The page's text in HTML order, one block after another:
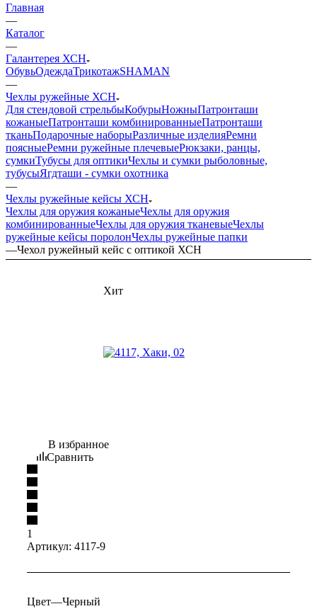
Главная
—
Каталог
—
Галантерея ХСН
ОбувьОдеждаТрикотажSHAMAN
—
Чехлы ружейные ХСН
Для стендовой стрельбыКобурыНожныПатронташи
кожаныеПатронташи комбинированныеПатронташи
тканьПодарочные наборыРазличные изделияРемни
поясныеРемни ружейные плечевыеРюкзаки, ранцы,
сумкиТубусы для оптикиЧехлы и сумки рыболовные,
тубусыЯгдташи - сумки охотника
—
Чехлы ружейные кейсы ХСН
Чехлы для оружия кожаныеЧехлы для оружия
комбинированныеЧехлы для оружия тканевыеЧехлы
ружейные кейсы поролонЧехлы ружейные папки
—Чехол ружейный кейс с оптикой ХСН
Хит
В избранное
Сравнить
1
Артикул: 4117-9
Цвет—Черный